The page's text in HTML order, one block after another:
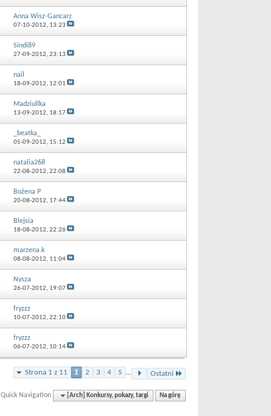
Anna Wisz-Gancarz
07-10-2012, 13:23
Sindi89
27-09-2012, 23:13
nail
18-09-2012, 12:01
Madziullka
13-09-2012, 18:17
_beatka_
05-09-2012, 15:12
natalia268
22-08-2012, 22:08
Bożena P
20-08-2012, 17:44
Blejsia
18-08-2012, 22:26
marzena.k
08-08-2012, 11:04
Nysza
26-07-2012, 19:07
fryzzz
10-07-2012, 22:10
fryzzz
06-07-2012, 10:14
Strona 1 z 11 1 2 3 4 5 ... Ostatni
Quick Navigation [Arch] Konkursy, pokazy, targi Na górę